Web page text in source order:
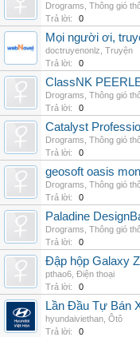
Drograms Thông gió
Trả lời:
0
Mọi người ơi,
doctruyenonlz Truyện
Trả lời:
0
ClassNK
Drograms Thông gió
Trả lời:
0
Catalyst
Drograms Thông gió
Trả lời:
0
geosoft oasis
Drograms Thông gió
Trả lời:
0
Paladine
Drograms Thông gió
Trả lời:
0
Đập hộp Galaxy
pthao6 Điện thoại
Trả lời:
0
Lần Đầu Tự Bán
hyundaiviethan Ôtô
Trả lời:
0